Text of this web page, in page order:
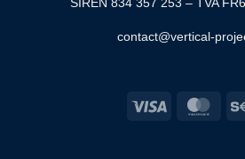
SIREN 834 357 253 – TVA
contact@vertical-
Visa